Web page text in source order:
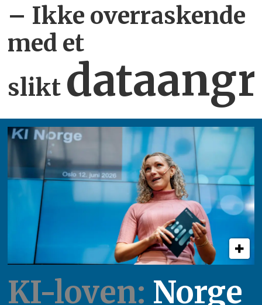
– Ikke overraskende
med et
slikt
KI-loven: Norge